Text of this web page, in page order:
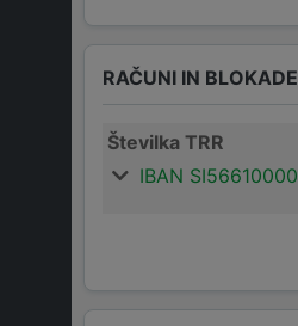
RAČUNI IN BLOKADE
Številka TRR
IBAN